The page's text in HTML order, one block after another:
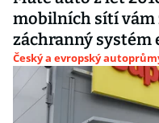
mobilních sítí
záchranný systém
Český a evropský